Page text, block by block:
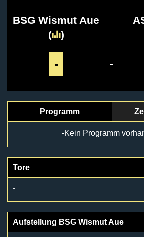
BSG Wismut Aue
(
)
- -
Programm
-Kein Programm
Tore
-
Aufstellung BSG Wismut Aue